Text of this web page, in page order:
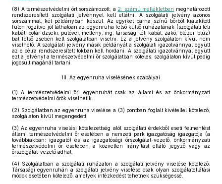
(8) A természetvédelmi őrt sorszámozott, a 2. számú mellékletben meghatározott
rendszeresített szolgálati jelvénnyel kell ellátni. A szolgálati jelvény azonos
sorszámmal, két példányban készül. Az egyiket barna színű bőrből kialakított
fülön rögzítve jól láthatóan az egyenruha felső külső ruházatának (szolgálati téli
kabát, polár dzseki, pulóver, mellény, ing, társasági téli kabát, zakó, blézer, blúz)
bal felső zsebén kell szolgálatban viselni. Ez a jelvény szolgálaton kívül nem
viselhető. A szolgálati jelvény másik példányát a szolgálati igazolvánnyal együtt
az e célra rendszeresített tokban kell hordani. A szolgálati igazolvánnyal együtt
ezt a jelvényt a természetvédelmi őr szolgálatban köteles, szolgálaton kívül pedig
jogosult magánál tartani.
III. Az egyenruha viselésének szabályai
(1) A természetvédelmi őri egyenruhát csak az állami és az önkormányzati
természetvédelmi őrök viselhetik.
(2) Szolgálatban az egyenruha viselése a (3) pontban foglalt kivétellel kötelező,
szolgálaton kívül megengedett.
(3) Az egyenruha viselési kötelezettség alól szolgálati érdekből eseti felmentést
állami természetvédelmi őr esetében a nemzeti park igazgatóság igazgatója (a
továbbiakban: igazgató) és az igazgatósági őrszolgálat-vezető, önkormányzati
természetvédelmi őr esetében a közvetlen irányítást ellátó jegyző vagy az
őrszolgálat-vezető adhat.
(4) Szolgálatban a szolgálati ruházaton a szolgálati jelvény viselése kötelező.
Társasági egyenruhán a szolgálati jelvény viselése csak olyan szolgálatellátási
módok esetében kötelező, amelyek intézkedést tehetnek szükségessé.